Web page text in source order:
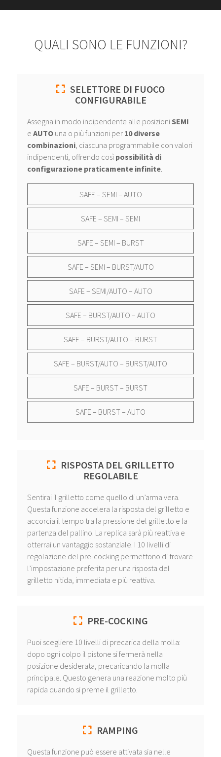
QUALI SONO LE FUNZIONI?
SELETTORE DI FUOCO
CONFIGURABILE
Assegna in modo indipendente alle posizioni SEMI
e AUTO una o più funzioni per 10 diverse
combinazioni , ciascuna programmabile con valori
indipendenti, offrendo così possibilità di
configurazione praticamente infinite
SAFE – SEMI – AUTO
SAFE – SEMI – SEMI
SAFE – SEMI – BURST
SAFE – SEMI – BURST/AUTO
SAFE – SEMI/AUTO – AUTO
SAFE – BURST/AUTO – AUTO
SAFE – BURST/AUTO – BURST
SAFE – BURST/AUTO – BURST/AUTO
SAFE – BURST – BURST
SAFE – BURST – AUTO
RISPOSTA DEL GRILLETTO
REGOLABILE
Sentirai il grilletto come quello di un’arma vera.
Questa funzione accelera la risposta del grilletto e
accorcia il tempo tra la pressione del grilletto e la
partenza del pallino. La replica sarà più reattiva e
otterrai un vantaggio sostanziale. I 10 livelli di
regolazione del pre-cocking permettono di trovare
l’impostazione preferita per una risposta del
grilletto nitida, immediata e più reattiva.
PRE-COCKING
Puoi scegliere 10 livelli di precarica della molla:
dopo ogni colpo il pistone si fermerà nella
posizione desiderata, precaricando la molla
principale. Questo genera una reazione molto più
rapida quando si preme il grilletto.
RAMPING
Questa funzione può essere attivata sia nelle